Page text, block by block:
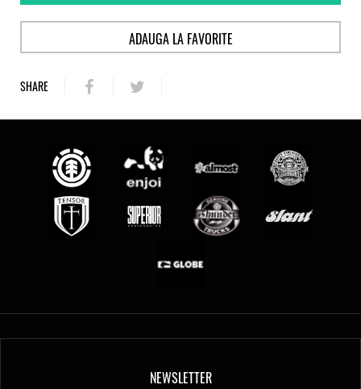
ADAUGA LA FAVORITE
SHARE
NEWSLETTER